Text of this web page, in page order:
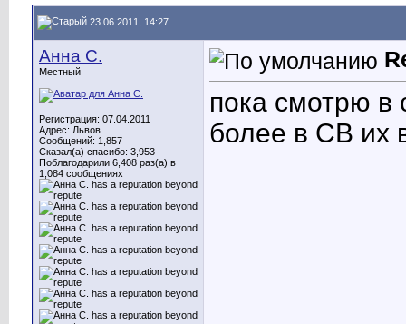
23.06.2011, 14:27
Анна С.
Местный
Регистрация: 07.04.2011
Адрес: Львов
Сообщений: 1,857
Сказал(а) спасибо: 3,953
Поблагодарили 6,408 раз(а) в
1,084 сообщениях
пока смотрю в
более в СВ их